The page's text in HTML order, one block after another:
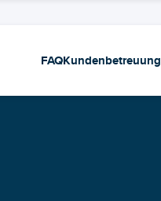
FAQKundenbetreuung